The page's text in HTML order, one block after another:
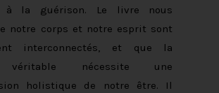
à la guérison. Le livre nous
notre corps et notre esprit sont
interconnectés, et que la
véritable nécessite une
holistique de notre être. Il